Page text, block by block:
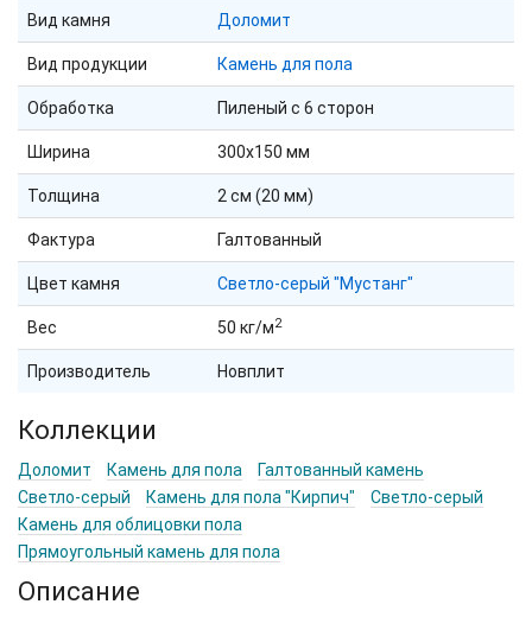
Вид камня Доломит
Вид продукции Камень для пола
Обработка Пиленый с 6 сторон
Ширина 300х150 мм
Толщина 2 см (20 мм)
Фактура Галтованный
Цвет камня Светло-серый "Мустанг"
Вес 50 кг/м2
Производитель Новплит
Коллекции
Доломит Камень для пола
Галтованный камень
Светло-серый
Камень для пола "Кирпич"
Светло-серый
Камень для облицовки пола
Прямоугольный камень для пола
Описание